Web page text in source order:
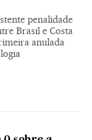
penalidade
Brasil e Costa
anulada